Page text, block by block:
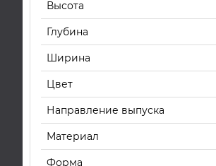
Высота
Глубина
Ширина
Цвет
Направление выпуска
Материал
Форма